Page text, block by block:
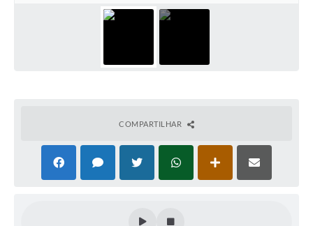
Sistema de Protocolo
Contratos
COMPARTILHAR